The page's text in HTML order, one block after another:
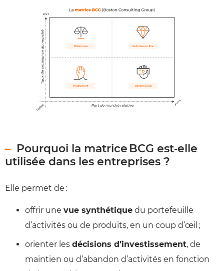
Pourquoi la matrice BCG est‑elle
utilisée dans les entreprises ?
Elle permet de :
offrir une vue synthétique du portefeuille
d’activités ou de produits, en un coup d’œil ;
orienter les décisions d’investissement, de
maintien ou d’abandon d’activités en fonction